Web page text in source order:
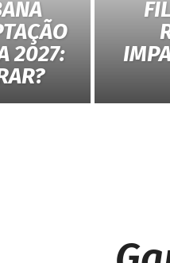
2027: